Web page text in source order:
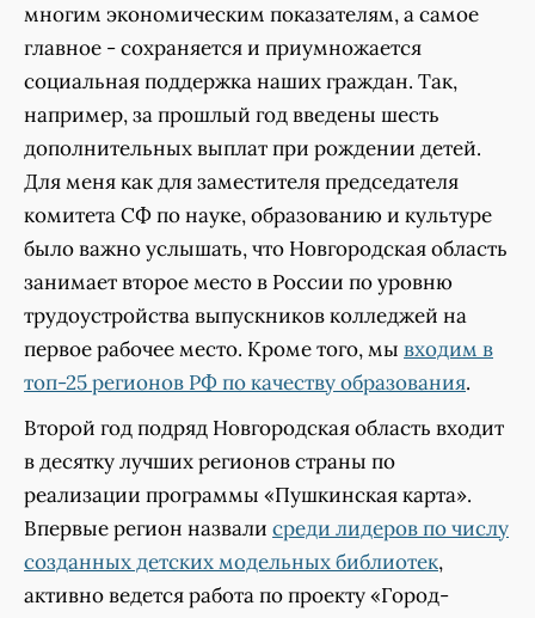
многим экономическим показателям, а самое
главное - сохраняется и приумножается
социальная поддержка наших граждан. Так,
например, за прошлый год введены шесть
дополнительных выплат при рождении детей.
Для меня как для заместителя председателя
комитета СФ по науке, образованию и культуре
было важно услышать, что Новгородская область
занимает второе место в России по уровню
трудоустройства выпускников колледжей на
первое рабочее место. Кроме того, мы входим в
топ-25 регионов РФ по качеству образования.
Второй год подряд Новгородская область входит
в десятку лучших регионов страны по
реализации программы «Пушкинская карта».
Впервые регион назвали среди лидеров по числу
созданных детских модельных библиотек,
активно ведется работа по проекту «Город-